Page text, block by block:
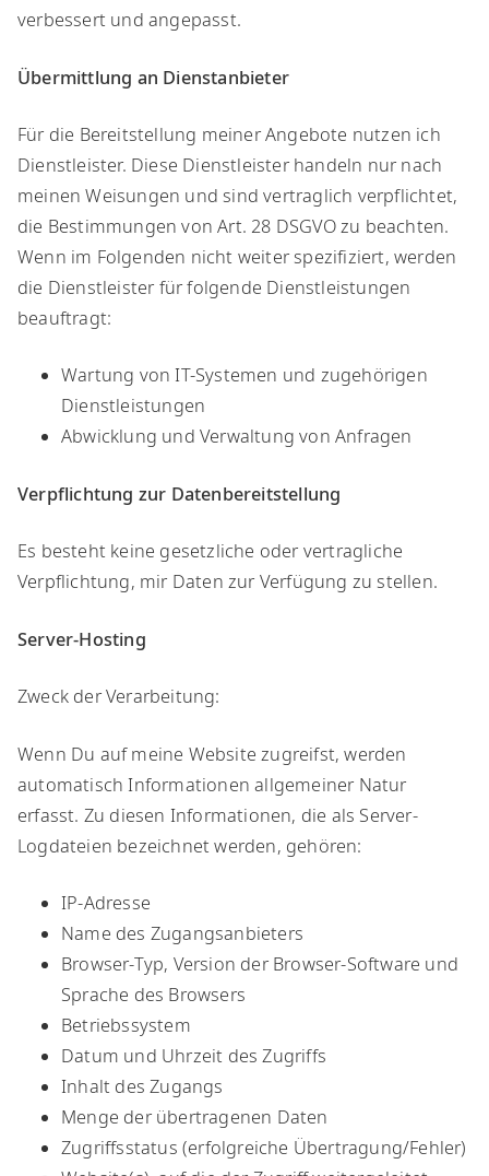
verbessert und angepasst.
Übermittlung an Dienstanbieter
​Für die Bereitstellung meiner Angebote nutzen ich
Dienstleister. Diese Dienstleister handeln nur nach
meinen Weisungen und sind vertraglich verpflichtet,
die Bestimmungen von Art. 28 DSGVO zu beachten.
Wenn im Folgenden nicht weiter spezifiziert, werden
die Dienstleister für folgende Dienstleistungen
beauftragt:
​Wartung von IT-Systemen und zugehörigen
Dienstleistungen
Abwicklung und Verwaltung von Anfragen
Verpflichtung zur Datenbereitstellung
​Es besteht keine gesetzliche oder vertragliche
Verpflichtung, mir Daten zur Verfügung zu stellen.
Server-Hosting
​Zweck der Verarbeitung:
​Wenn Du auf meine Website zugreifst, werden
automatisch Informationen allgemeiner Natur
erfasst. Zu diesen Informationen, die als Server-
Logdateien bezeichnet werden, gehören:​
IP-Adresse
Name des Zugangsanbieters
Browser-Typ, Version der Browser-Software und
Sprache des Browsers
Betriebssystem
Datum und Uhrzeit des Zugriffs
Inhalt des Zugangs
Menge der übertragenen Daten
Zugriffsstatus (erfolgreiche Übertragung/Fehler)